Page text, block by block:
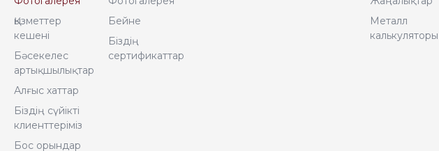
Қызметтер
кешені
Бәсекелес
артықшылықтар
Алғыс хаттар
Біздің сүйікті
клиенттеріміз
Бос орындар
Бейне
Біздің
сертификаттар
Металл
калькуляторы